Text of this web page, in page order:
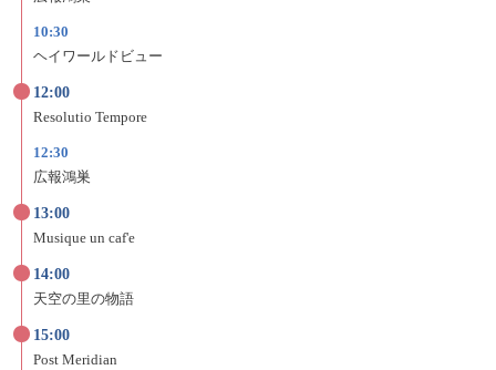
10:30
ヘイワールドビュー
12:00
Resolutio Tempore
12:30
広報鴻巣
13:00
Musique un caf'e
14:00
天空の里の物語
15:00
Post Meridian